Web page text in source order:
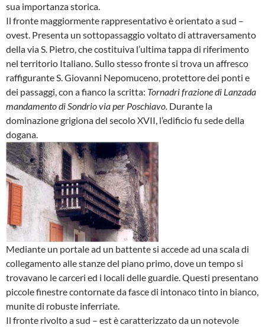
sua importanza storica.
Il fronte maggiormente rappresentativo è orientato a sud –
ovest. Presenta un sottopassaggio voltato di attraversamento
della via S. Pietro, che costituiva l’ultima tappa di riferimento
nel territorio Italiano. Sullo stesso fronte si trova un affresco
raffigurante S. Giovanni Nepomuceno, protettore dei ponti e
dei passaggi, con a fianco la scritta: Tornadri frazione di Lanzada
mandamento di Sondrio via per Poschiavo. Durante la
dominazione grigiona del secolo XVII, l’edificio fu sede della
dogana.
Mediante un portale ad un battente si accede ad una scala di
collegamento alle stanze del piano primo, dove un tempo si
trovavano le carceri ed i locali delle guardie. Questi presentano
piccole finestre contornate da fasce di intonaco tinto in bianco,
munite di robuste inferriate.
Il fronte rivolto a sud – est è caratterizzato da un notevole